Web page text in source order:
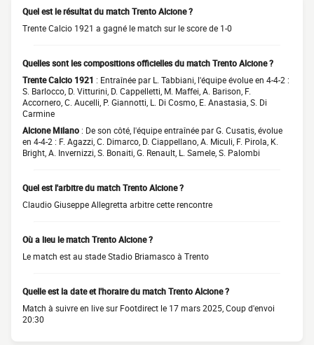
Quel est le résultat du match Trento Alcione ?
Trente Calcio 1921 a gagné le match sur le score de 1-0
Quelles sont les compositions officielles du match Trento Alcione ?
Trente Calcio 1921 : Entraînée par L. Tabbiani, l'équipe évolue en 4-4-2 :
S. Barlocco, D. Vitturini, D. Cappelletti, M. Maffei, A. Barison, F.
Accornero, C. Aucelli, P. Giannotti, L. Di Cosmo, E. Anastasia, S. Di
Carmine
Alcione Milano : De son côté, l'équipe entraînée par G. Cusatis, évolue
en 4-4-2 : F. Agazzi, C. Dimarco, D. Ciappellano, A. Miculi, F. Pirola, K.
Bright, A. Invernizzi, S. Bonaiti, G. Renault, L. Samele, S. Palombi
Quel est l'arbitre du match Trento Alcione ?
Claudio Giuseppe Allegretta arbitre cette rencontre
Où a lieu le match Trento Alcione ?
Le match est au stade Stadio Briamasco à Trento
Quelle est la date et l'horaire du match Trento Alcione ?
Match à suivre en live sur Footdirect le 17 mars 2025, Coup d'envoi
20:30